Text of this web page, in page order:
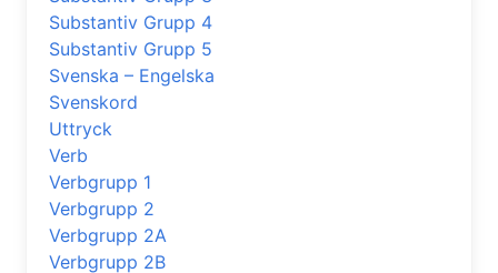
Substantiv Grupp 4
Substantiv Grupp 5
Svenska – Engelska
Svenskord
Uttryck
Verb
Verbgrupp 1
Verbgrupp 2
Verbgrupp 2A
Verbgrupp 2B